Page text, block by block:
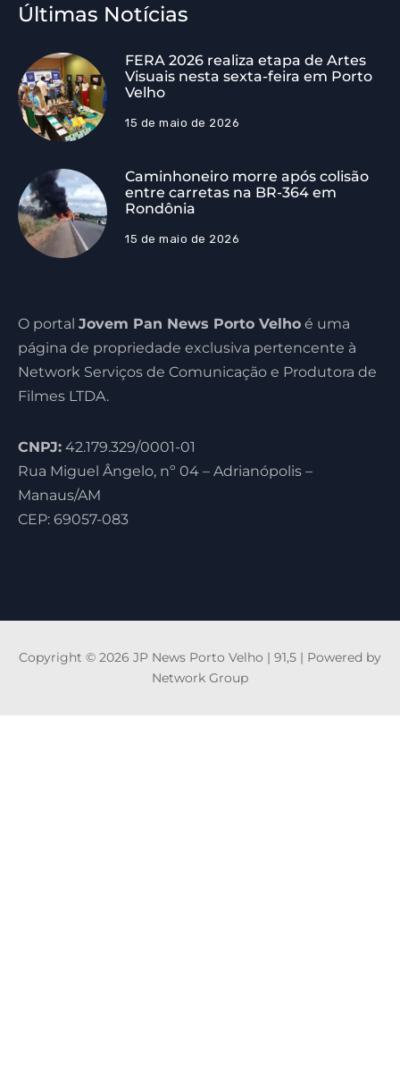
Últimas Notícias
FERA 2026 realiza etapa de Artes
Visuais nesta sexta-feira em Porto
Velho
15 de maio de 2026
Caminhoneiro morre após colisão
entre carretas na BR-364 em
Rondônia
15 de maio de 2026
O portal Jovem Pan News Porto Velho é uma
página de propriedade exclusiva pertencente à
Network Serviços de Comunicação e Produtora de
Filmes LTDA.
CNPJ: 42.179.329/0001-01
Rua Miguel Ângelo, nº 04 – Adrianópolis –
Manaus/AM
CEP: 69057-083
Copyright © 2026 JP News Porto Velho | 91,5 | Powered by
Network Group